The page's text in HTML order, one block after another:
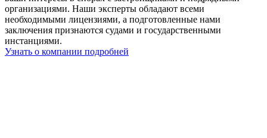
организациями. Наши эксперты обладают всеми
необходимыми лицензиями, а подготовленные нами
заключения признаются судами и государственными
инстанциями.
Узнать о компании подробней